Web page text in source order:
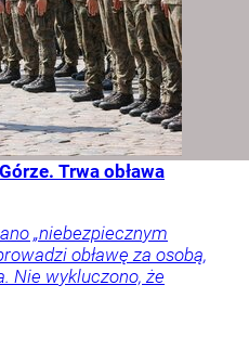
Trwa obława
„niebezpiecznym
obławę za osobą,
Nie wykluczono, że